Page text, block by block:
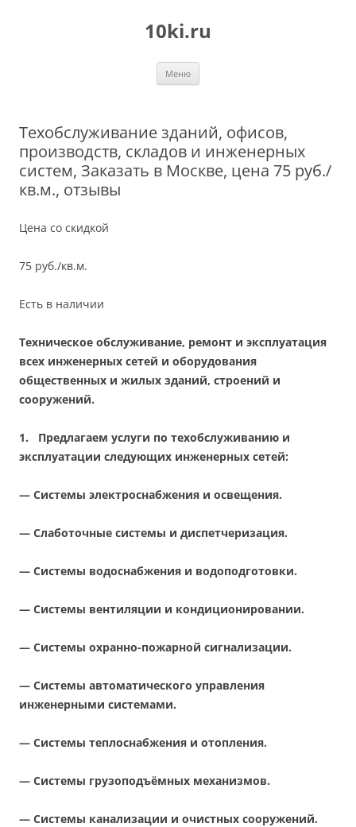
10ki.ru
Меню
Техобслуживание зданий, офисов,
производств, складов и инженерных
систем, Заказать в Москве, цена 75 руб./
кв.м., отзывы
Цена со скидкой
75 руб./кв.м.
Есть в наличии
Техническое обслуживание, ремонт и эксплуатация
всех инженерных сетей и оборудования
общественных и жилых зданий, строений и
сооружений.
1.
Предлагаем услуги по техобслуживанию и
эксплуатации следующих инженерных сетей:
— Системы электроснабжения и освещения.
— Слаботочные системы и диспетчеризация.
— Системы водоснабжения и водоподготовки.
— Системы вентиляции и кондиционировании.
— Системы охранно-пожарной сигнализации.
— Системы автоматического управления
инженерными системами.
— Системы теплоснабжения и отопления.
— Системы грузоподъёмных механизмов.
— Системы канализации и очистных сооружений.